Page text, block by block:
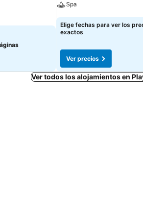
Spa
Ver precios
Elige fechas para ver los
exactos
Ver precios
Ver todos los alojamientos en